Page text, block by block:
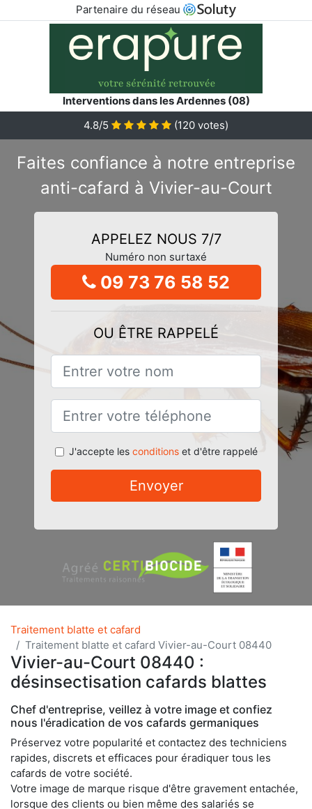
Partenaire du réseau
Interventions dans les Ardennes (08)
4.8/5
(120 votes)
Faites confiance à notre entreprise
anti-cafard à Vivier-au-Court
APPELEZ NOUS 7/7
Numéro non surtaxé
09 73 76 58 52
OU ÊTRE RAPPELÉ
J'accepte les conditionset d'être rappelé
Envoyer
Traitement blatte et cafard
Traitement blatte et cafard Vivier-au-Court 08440
Vivier-au-Court 08440 :
désinsectisation cafards blattes
Chef d'entreprise, veillez à votre image et confiez
nous l'éradication de vos cafards germaniques
Préservez votre popularité et contactez des techniciens
rapides, discrets et efficaces pour éradiquer tous les
cafards de votre société.
Votre image de marque risque d'être gravement entachée,
lorsque des clients ou bien même des salariés se